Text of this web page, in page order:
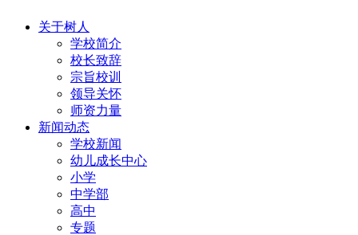
关于树人
学校简介
校长致辞
宗旨校训
领导关怀
师资力量
新闻动态
学校新闻
幼儿成长中心
小学
中学部
高中
专题